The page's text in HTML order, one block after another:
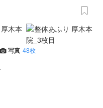
写真 48枚